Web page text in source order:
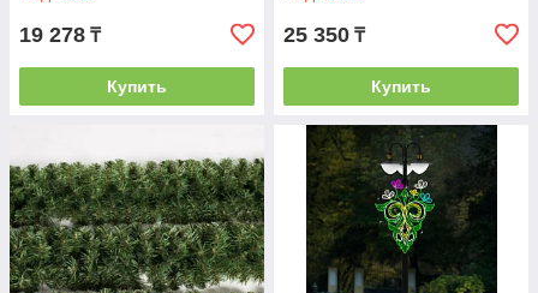
19 278 ₸
Купить
25 350 ₸
Купить